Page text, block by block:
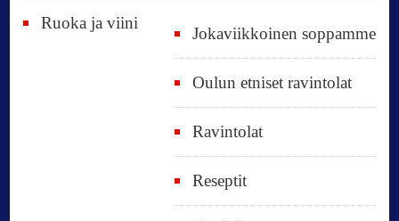
Ruoka ja viini
Jokaviikkoinen soppamme
Oulun etniset ravintolat
Ravintolat
Reseptit